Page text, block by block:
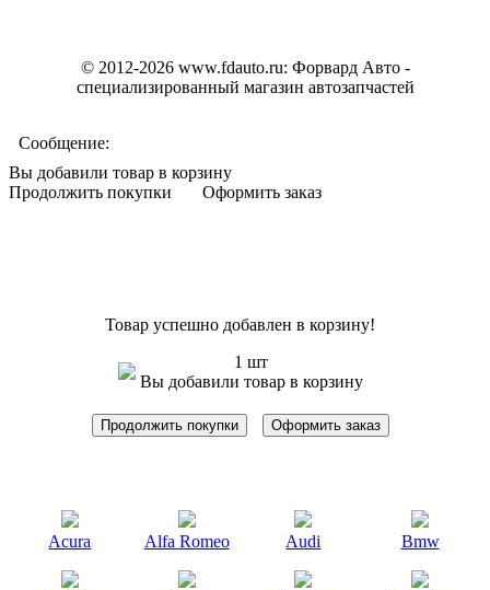
© 2012-2026 www.fdauto.ru: Форвард Авто -
специализированный магазин автозапчастей
Сообщение:
Вы добавили товар в корзину
Продолжить покупки
Оформить заказ
Товар успешно добавлен в корзину!
1 шт
Вы добавили товар в корзину
Продолжить покупки Оформить заказ
Acura Alfa Romeo Audi Bmw